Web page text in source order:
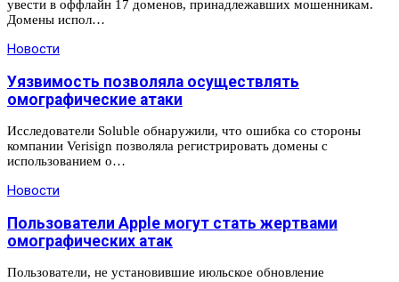
увести в оффлайн 17 доменов, принадлежавших мошенникам.
Домены испол…
Новости
Уязвимость позволяла осуществлять
омографические атаки
Исследователи Soluble обнаружили, что ошибка со стороны
компании Verisign позволяла регистрировать домены с
использованием о…
Новости
Пользователи Apple могут стать жертвами
омографических атак
Пользователи, не установившие июльское обновление